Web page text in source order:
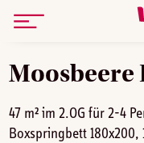
Moosbeere
47 m² im 2.OG für 2-4
Boxspringbett 180x200,